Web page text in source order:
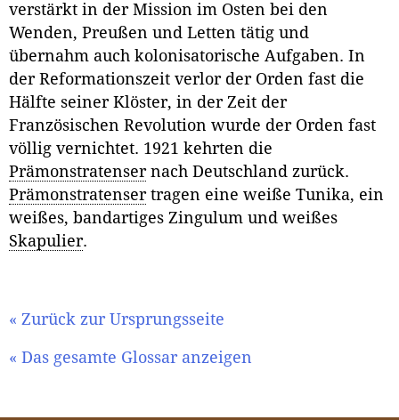
verstärkt in der Mission im Osten bei den
Wenden, Preußen und Letten tätig und
übernahm auch kolonisatorische Aufgaben. In
der Reformationszeit verlor der Orden fast die
Hälfte seiner Klöster, in der Zeit der
Französischen Revolution wurde der Orden fast
völlig vernichtet. 1921 kehrten die
Prämonstratensernach Deutschland zurück.
Prämonstratensertragen eine weiße Tunika, ein
weißes, bandartiges Zingulum und weißes
Skapulier.
« Zurück zur Ursprungsseite
« Das gesamte Glossar anzeigen